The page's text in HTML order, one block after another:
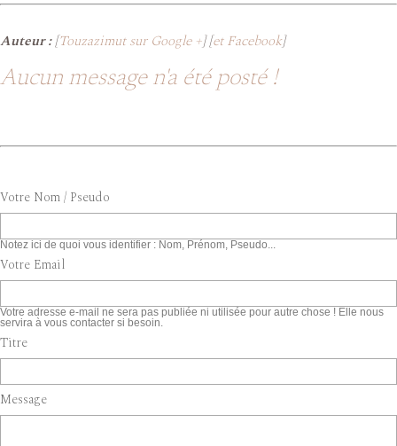
Auteur :[Touzazimut sur Google +] [et Facebook]
Aucun message n'a été posté !
Votre Nom / Pseudo
Notez ici de quoi vous identifier : Nom, Prénom, Pseudo...
Votre Email
Votre adresse e-mail ne sera pas publiée ni utilisée pour autre chose ! Elle nous
servira à vous contacter si besoin.
Titre
Message